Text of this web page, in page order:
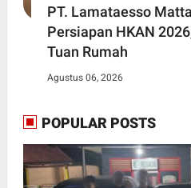
PT. Lamataesso
Persiapan HKAN
Tuan Rumah
Agustus 06, 2026
POPULAR POSTS